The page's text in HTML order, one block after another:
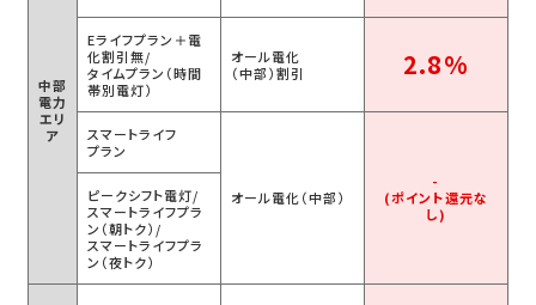
中部
電力
エリ
ア
Eライフプラン＋電
化割引無/
タイムプラン（時間
帯別電灯）
オール電化
（中部）割引
2.8%
スマートライフ
プラン
オール電化（中部）
-
(ポイント還元な
し)
ピークシフト電灯/
スマートライフプラ
ン（朝トク）/
スマートライフプラ
ン（夜トク）